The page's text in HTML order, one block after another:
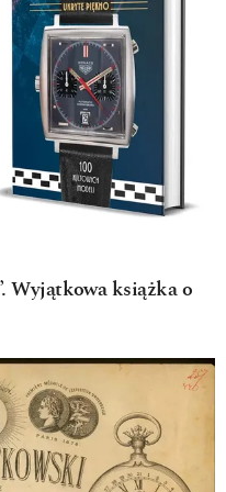
Wyjątkowa książka o